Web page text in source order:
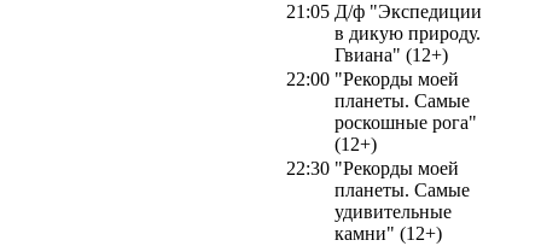
21:05 Д/ф "Экспедиции
в дикую природу.
Гвиана" (12+)
22:00 "Рекорды моей
планеты. Самые
роскошные рога"
(12+)
22:30 "Рекорды моей
планеты. Самые
удивительные
камни" (12+)